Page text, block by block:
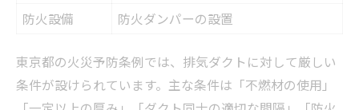
防火設備
防火ダンパーの設置
東京都の火災予防条例では、排気ダクトに対して厳しい
条件が設けられています。主な条件は「不燃材の使用」